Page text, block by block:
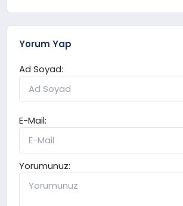
Yorum Yap
Ad Soyad:
E-Mail:
Yorumunuz: